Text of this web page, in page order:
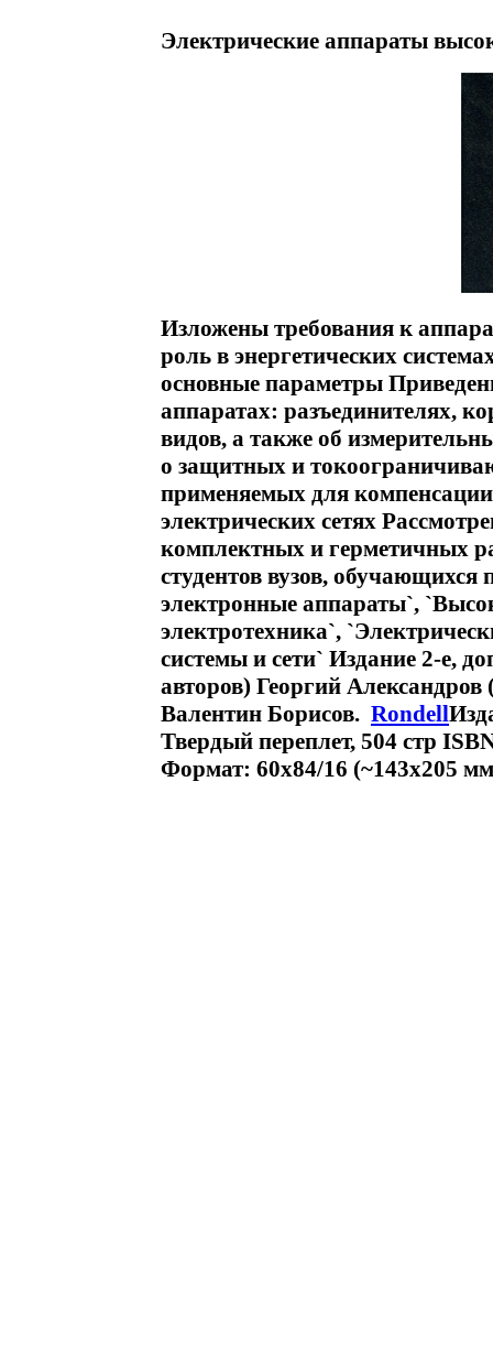
Электрические аппараты
Изложены требования к
роль в энергетических
основные параметры
аппаратах: разъединителях,
видов, а также об
о защитных и
применяемых для
электрических сетях
комплектных и герметичных
студентов вузов, обучающихся
электронные аппараты`,
электротехника`,
системы и сети` Издание 2-е,
авторов) Георгий
Валентин Борисов. Rondell
Твердый переплет, 504 стр
Формат: 60x84/16 (~143х205